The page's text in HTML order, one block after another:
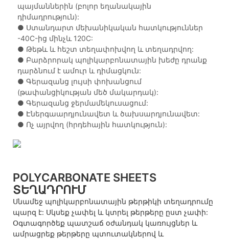
պայմաններին (բոլոր եղանակային
դիմադրություն):
● Ստանդարտ մեխանիկական հատկություններ
-40C-ից մինչև 120C:
● Թեթև և հեշտ տեղափոխվող և տեղադրվող:
● Բարձրորակ պոլիկարբոնատային խեժը դրանք
դարձնում է ամուր և դիմացկուն:
● Գերազանց լույսի փոխանցում
(թափանցիկության մեծ մակարդակ):
● Գերազանց ջերմամեկուսացում:
● Էներգաարդյունավետ և ծախսարդյունավետ:
● Ոչ այրվող (հրդեհային հատկություն):
POLYCARBONATE SHEETS
ՏԵՂԱԴՐՈՒՄ
Սնամեջ պոլիկարբոնատային թերթիկի տեղադրումը
պարզ է: Սկսեք չափել և կտրել թերթերը ըստ չափի:
Օգտագործեք պատշաճ օժանդակ կառույցներ և
ամրացրեք թերթերը պտուտակներով և